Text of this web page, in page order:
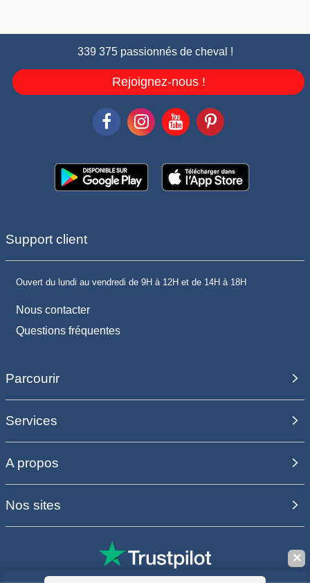
339 375 passionnés de cheval !
Rejoignez-nous !
Support client
Ouvert du lundi au vendredi de 9H à 12H et de 14H à 18H
Nous contacter
Questions fréquentes
Parcourir
Services
A propos
Nos sites
✕